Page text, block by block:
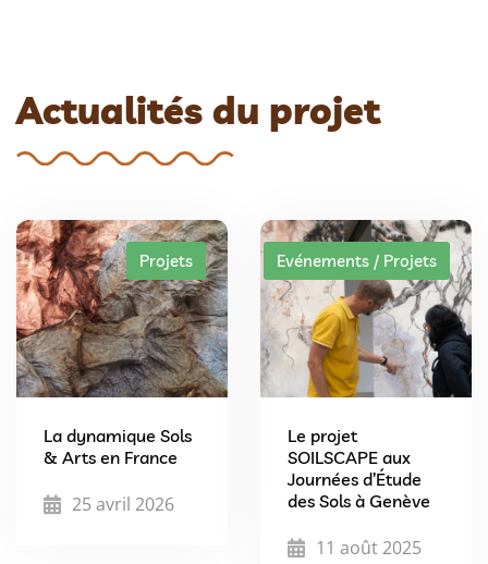
Actualités du projet
Projets
La dynamique Sols
& Arts en France
25 avril 2026
Evénements / Projets
Le projet
SOILSCAPE aux
Journées d’Étude
des Sols à Genève
11 août 2025